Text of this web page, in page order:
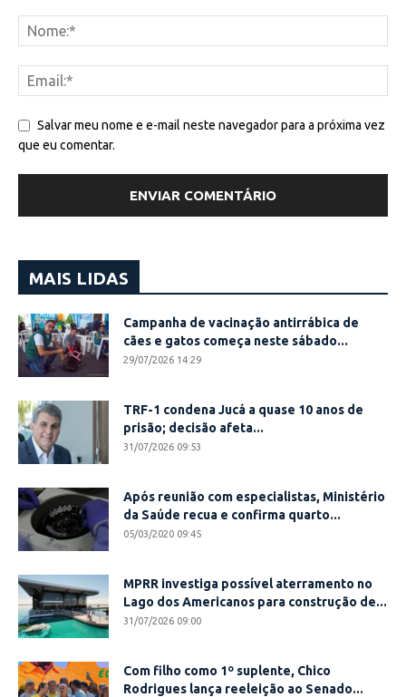
Salvar meu nome e e-mail neste navegador para a próxima vez
que eu comentar.
MAIS LIDAS
Campanha de vacinação antirrábica de
cães e gatos começa neste sábado...
29/07/2026 14:29
TRF-1 condena Jucá a quase 10 anos de
prisão; decisão afeta...
31/07/2026 09:53
Após reunião com especialistas, Ministério
da Saúde recua e confirma quarto...
05/03/2020 09:45
MPRR investiga possível aterramento no
Lago dos Americanos para construção de...
31/07/2026 09:00
Com filho como 1º suplente, Chico
Rodrigues lança reeleição ao Senado...